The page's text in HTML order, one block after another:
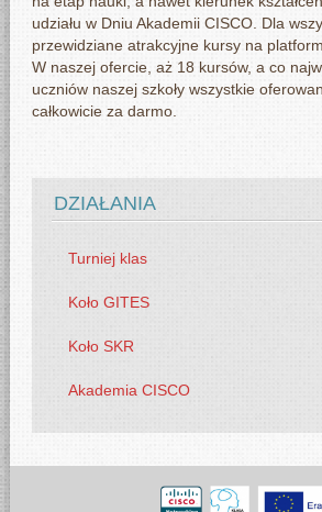
udziału w Dniu Akademii CISCO. Dla
przewidziane atrakcyjne kursy na
W naszej ofercie, aż 18 kursów, a co
uczniów naszej szkoły wszystkie
całkowicie za darmo.
DZIAŁANIA
Turniej klas
Koło GITES
Koło SKR
Akademia CISCO